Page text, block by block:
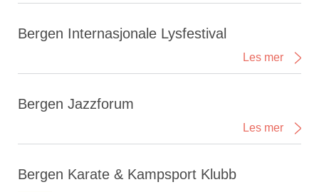
Bergen Internasjonale Lysfestival
Les mer
Bergen Jazzforum
Les mer
Bergen Karate & Kampsport Klubb